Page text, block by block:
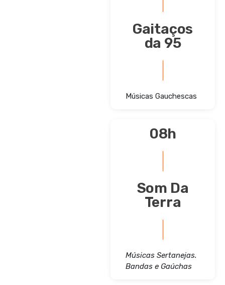
Gaitaços
da 95
Músicas Gauchescas
08h
Som Da
Terra
Músicas Sertanejas.
Bandas e Gaúchas